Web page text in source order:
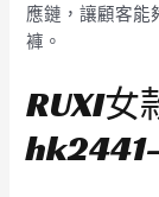
應鏈，讓顧客能
褲。
RUXI女